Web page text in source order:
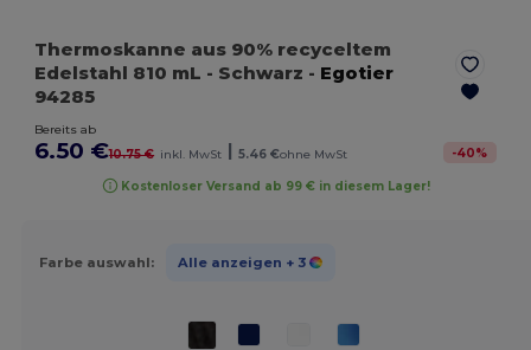
Thermoskanne aus 90% recyceltem
Edelstahl 810 mL - Schwarz - Egotier
94285
Bereits ab
6.50 €10.75 € inkl. MwSt | 5.46 €ohne MwSt -40%
Kostenloser Versand ab 99 € in diesem Lager!
Farbe auswahl: Alle anzeigen + 3